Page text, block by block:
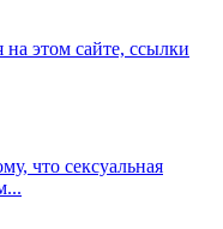
на этом сайте, ссылки
что сексуальная